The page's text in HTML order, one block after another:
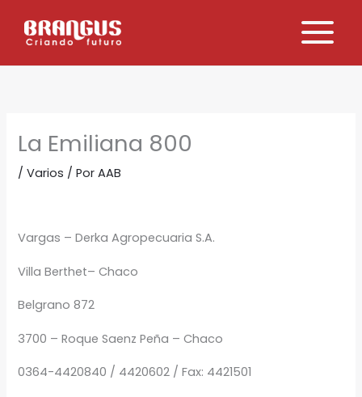
La Emiliana 800
/Varios / PorAAB
Vargas – Derka Agropecuaria S.A.
Villa Berthet– Chaco
Belgrano 872
3700 – Roque Saenz Peña – Chaco
0364-4420840 / 4420602 / Fax: 4421501